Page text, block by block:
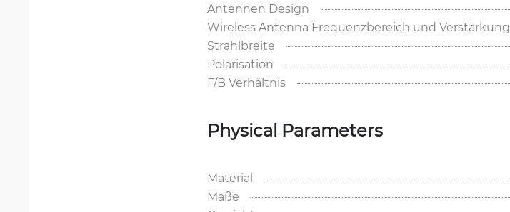
Antennen Design
Wireless Antenna Frequenzbereich und Verstärkung
Strahlbreite
Polarisation
F/B Verhältnis
Physical Parameters
Material
Maße